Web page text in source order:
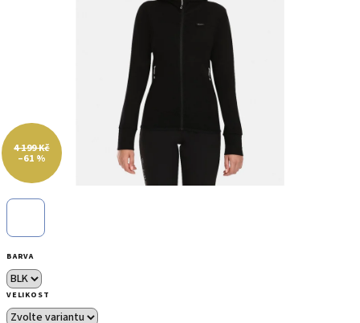
BARVA
VELIKOST
hvězdiček.
4 199 Kč
–61 %